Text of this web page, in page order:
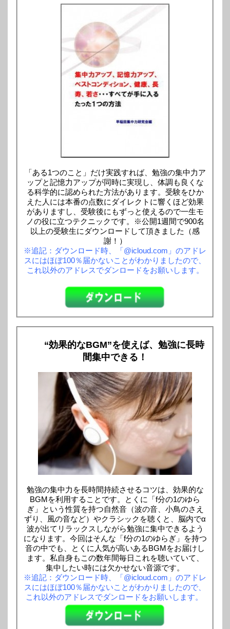
「ある1つのこと」だけ実践すれば、勉強の集中力ア
ップと記憶力アップが同時に実現し、体調も良くな
る科学的に認められた方法があります。受験をひか
えた人には本番の点数にダイレクトに響くほど効果
がありますし、受験後にもずっと使えるので一生モ
ノの役に立つテクニックです。※公開1週間で900名
以上の受験生にダウンロードして頂きました（感
謝！）
※追記：ダウンロード時、「@icloud.com」のアドレ
スにはほぼ100％届かないことがわかりましたので、
これ以外のアドレスでダンロードをお願いします。
“効果的なBGM”を使えば、勉強に長時
間集中できる！
勉強の集中力を長時間持続させるコツは、効果的な
BGMを利用することです。とくに「f分の1のゆら
ぎ」という性質を持つ自然音（波の音、小鳥のさえ
ずり、風の音など）やクラシックを聴くと、脳内でα
波が出てリラックスしながら勉強に集中できるよう
になります。今回はそんな「f分の1のゆらぎ」を持つ
音の中でも、とくに人気が高いあるBGMをお届けし
ます。私自身もこの数年間毎日これを聴いていて、
集中したい時には欠かせない音源です。
※追記：ダウンロード時、「@icloud.com」のアドレ
スにはほぼ100％届かないことがわかりましたので、
これ以外のアドレスでダンロードをお願いします。